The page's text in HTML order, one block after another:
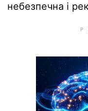
небезпечна і